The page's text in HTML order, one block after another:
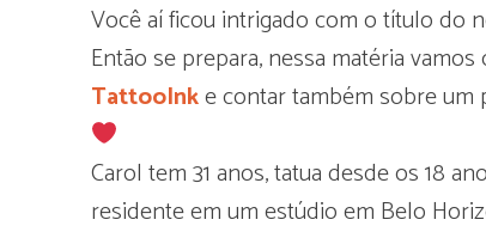
Você aí ficou intrigado com o título do
Então se prepara, nessa matéria
TattooInke contar também sobre um
Carol tem 31 anos, tatua desde os 18
residente em um estúdio em Belo